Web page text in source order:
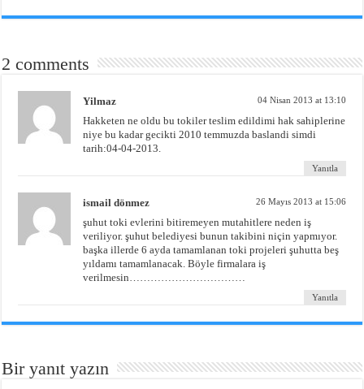
2 comments
Yilmaz 04 Nisan 2013 at 13:10
Hakketen ne oldu bu tokiler teslim edildimi hak sahiplerine
niye bu kadar gecikti 2010 temmuzda baslandi simdi
tarih:04-04-2013.
Yanıtla
ismail dönmez 26 Mayıs 2013 at 15:06
şuhut toki evlerini bitiremeyen mutahitlere neden iş
veriliyor. şuhut belediyesi bunun takibini niçin yapmıyor.
başka illerde 6 ayda tamamlanan toki projeleri şuhutta beş
yıldamı tamamlanacak. Böyle firmalara iş
verilmesin……………………………
Yanıtla
Bir yanıt yazın